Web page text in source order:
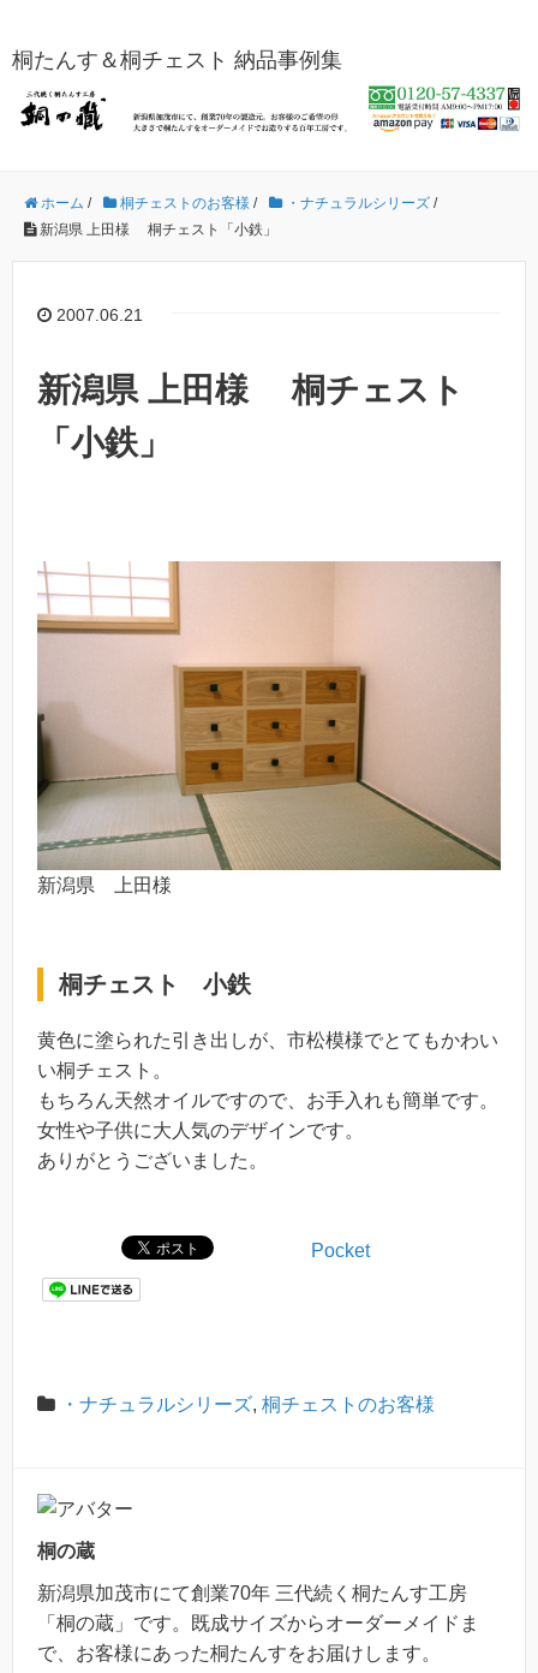
桐たんす＆桐チェスト 納品事例集
ホーム / 桐チェストのお客様 / ・ナチュラルシリーズ /
新潟県 上田様 桐チェスト「小鉄」
2007.06.21
新潟県 上田様 桐チェスト
「小鉄」
新潟県 上田様
桐チェスト 小鉄
黄色に塗られた引き出しが、市松模様でとてもかわい
い桐チェスト。
もちろん天然オイルですので、お手入れも簡単です。
女性や子供に大人気のデザインです。
ありがとうございました。
Pocket
・ナチュラルシリーズ, 桐チェストのお客様
桐の蔵
新潟県加茂市にて創業70年 三代続く桐たんす工房
「桐の蔵」です。既成サイズからオーダーメイドま
で、お客様にあった桐たんすをお届けします。